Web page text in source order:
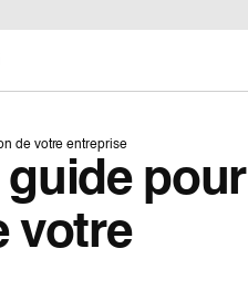
de votre entreprise
pour
votre